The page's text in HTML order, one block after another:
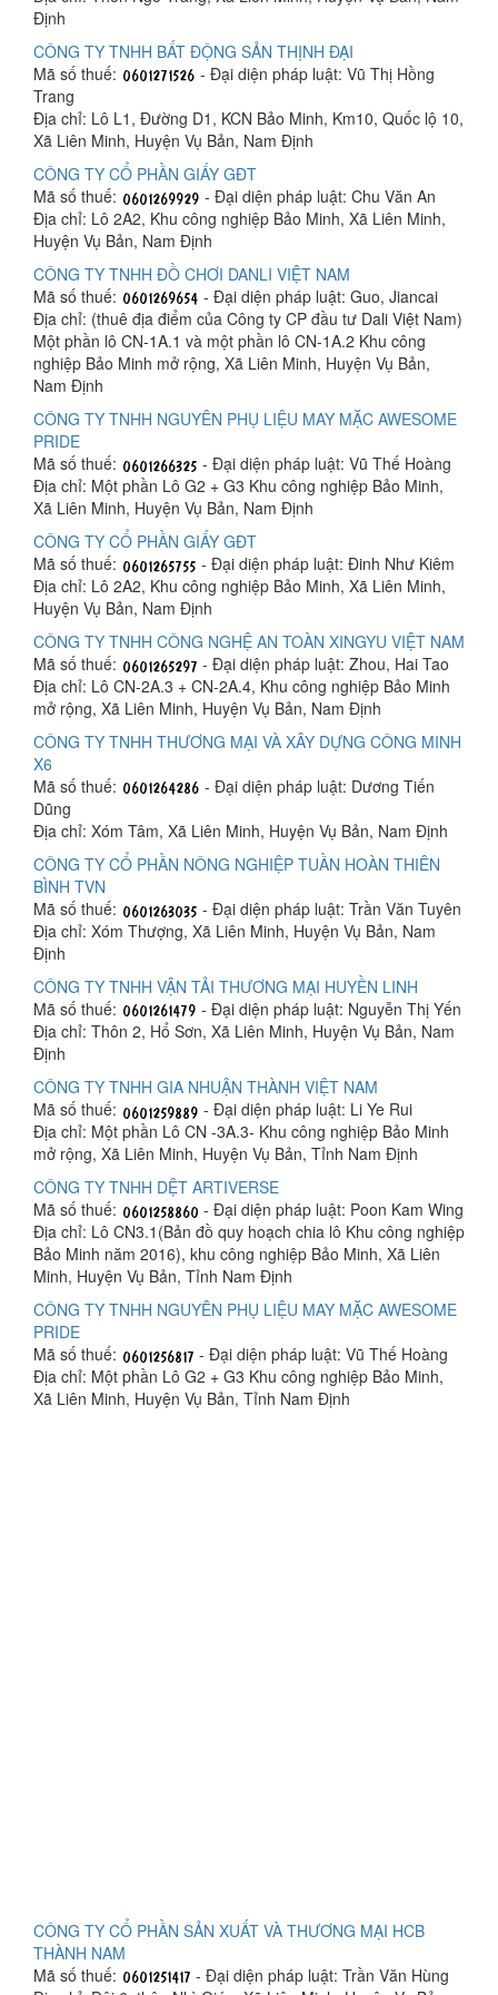
Định
CÔNG TY TNHH BẤT ĐỘNG SẢN THỊNH ĐẠI
Mã số thuế:
- Đại diện pháp luật: Vũ Thị Hồng
Trang
Địa chỉ: Lô L1, Đường D1, KCN Bảo Minh, Km10, Quốc lộ 10,
Xã Liên Minh, Huyện Vụ Bản, Nam Định
CÔNG TY CỔ PHẦN GIẤY GĐT
Mã số thuế:
- Đại diện pháp luật: Chu Văn An
Địa chỉ: Lô 2A2, Khu công nghiệp Bảo Minh, Xã Liên Minh,
Huyện Vụ Bản, Nam Định
CÔNG TY TNHH ĐỒ CHƠI DANLI VIỆT NAM
Mã số thuế:
- Đại diện pháp luật: Guo, Jiancai
Địa chỉ: (thuê địa điểm của Công ty CP đầu tư Dali Việt Nam)
Một phần lô CN-1A.1 và một phần lô CN-1A.2 Khu công
nghiệp Bảo Minh mở rộng, Xã Liên Minh, Huyện Vụ Bản,
Nam Định
CÔNG TY TNHH NGUYÊN PHỤ LIỆU MAY MẶC AWESOME
PRIDE
Mã số thuế:
- Đại diện pháp luật: Vũ Thế Hoàng
Địa chỉ: Một phần Lô G2 + G3 Khu công nghiệp Bảo Minh,
Xã Liên Minh, Huyện Vụ Bản, Nam Định
CÔNG TY CỔ PHẦN GIẤY GĐT
Mã số thuế:
- Đại diện pháp luật: Đinh Như Kiêm
Địa chỉ: Lô 2A2, Khu công nghiệp Bảo Minh, Xã Liên Minh,
Huyện Vụ Bản, Nam Định
CÔNG TY TNHH CÔNG NGHỆ AN TOÀN XINGYU VIỆT NAM
Mã số thuế:
- Đại diện pháp luật: Zhou, Hai Tao
Địa chỉ: Lô CN-2A.3 + CN-2A.4, Khu công nghiệp Bảo Minh
mở rộng, Xã Liên Minh, Huyện Vụ Bản, Nam Định
CÔNG TY TNHH THƯƠNG MẠI VÀ XÂY DỰNG CÔNG MINH
X6
Mã số thuế:
- Đại diện pháp luật: Dương Tiến
Dũng
Địa chỉ: Xóm Tâm, Xã Liên Minh, Huyện Vụ Bản, Nam Định
CÔNG TY CỔ PHẦN NÔNG NGHIỆP TUẦN HOÀN THIÊN
BÌNH TVN
Mã số thuế:
- Đại diện pháp luật: Trần Văn Tuyên
Địa chỉ: Xóm Thượng, Xã Liên Minh, Huyện Vụ Bản, Nam
Định
CÔNG TY TNHH VẬN TẢI THƯƠNG MẠI HUYỀN LINH
Mã số thuế:
- Đại diện pháp luật: Nguyễn Thị Yến
Địa chỉ: Thôn 2, Hổ Sơn, Xã Liên Minh, Huyện Vụ Bản, Nam
Định
CÔNG TY TNHH GIA NHUẬN THÀNH VIỆT NAM
Mã số thuế:
- Đại diện pháp luật: Li Ye Rui
Địa chỉ: Một phần Lô CN -3A.3- Khu công nghiệp Bảo Minh
mở rộng, Xã Liên Minh, Huyện Vụ Bản, Tỉnh Nam Định
CÔNG TY TNHH DỆT ARTIVERSE
Mã số thuế:
- Đại diện pháp luật: Poon Kam Wing
Địa chỉ: Lô CN3.1(Bản đồ quy hoạch chia lô Khu công nghiệp
Bảo Minh năm 2016), khu công nghiệp Bảo Minh, Xã Liên
Minh, Huyện Vụ Bản, Tỉnh Nam Định
CÔNG TY TNHH NGUYÊN PHỤ LIỆU MAY MẶC AWESOME
PRIDE
Mã số thuế:
- Đại diện pháp luật: Vũ Thế Hoàng
Địa chỉ: Một phần Lô G2 + G3 Khu công nghiệp Bảo Minh,
Xã Liên Minh, Huyện Vụ Bản, Tỉnh Nam Định
CÔNG TY CỔ PHẦN SẢN XUẤT VÀ THƯƠNG MẠI HCB
THÀNH NAM
Mã số thuế:
- Đại diện pháp luật: Trần Văn Hùng